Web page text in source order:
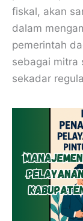
fiskal, akan
dalam
pemerintah
sebagai mitra
sekadar